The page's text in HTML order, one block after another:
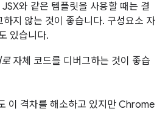
와 같은 템플릿을 사용할 때는 결
지 않는 것이 좋습니다. 구성요소 자
있습니다.
자체 코드를 디버그하는 것이 좋습
이 격차를 해소하고 있지만 Chrome